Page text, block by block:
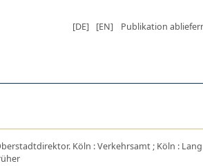
[DE] [EN] Publikation
Köln : Verkehrsamt ; Köln :